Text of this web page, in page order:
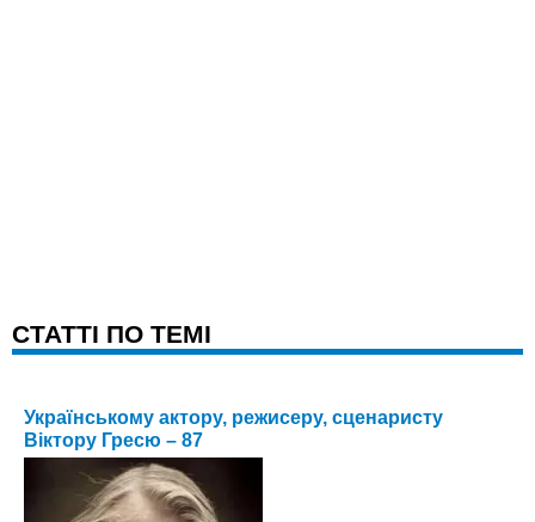
CТАТТІ ПО ТЕМІ
Українському актору, режисеру, сценаристу
Віктору Гресю – 87